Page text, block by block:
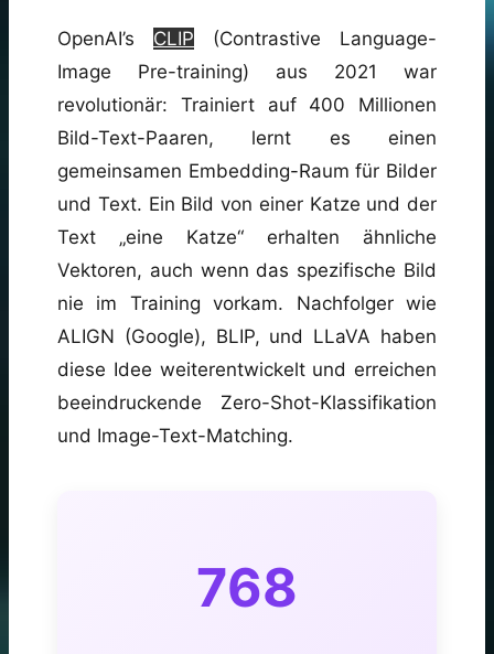
OpenAI’s CLIP (Contrastive Language-
Image Pre-training) aus 2021 war
revolutionär: Trainiert auf 400 Millionen
Bild-Text-Paaren, lernt es einen
gemeinsamen Embedding-Raum für Bilder
und Text. Ein Bild von einer Katze und der
Text „eine Katze“ erhalten ähnliche
Vektoren, auch wenn das spezifische Bild
nie im Training vorkam. Nachfolger wie
ALIGN (Google), BLIP, und LLaVA haben
diese Idee weiterentwickelt und erreichen
beeindruckende Zero-Shot-Klassifikation
und Image-Text-Matching.
768